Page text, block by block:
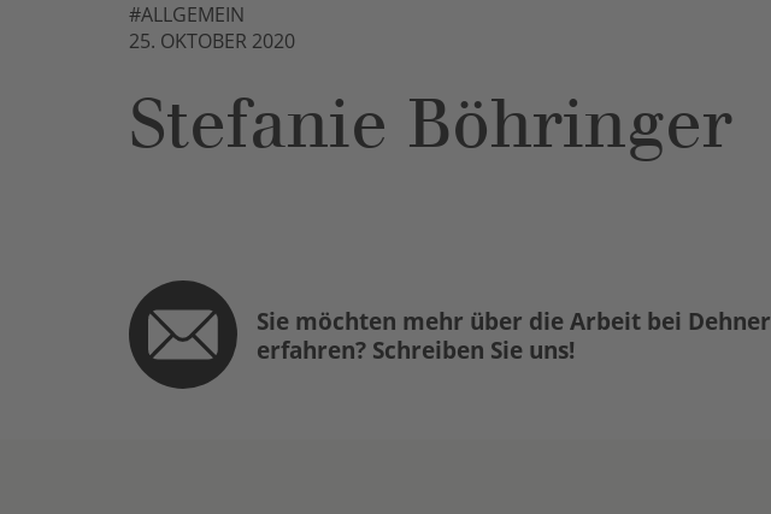
#ALLGEMEIN
25. OKTOBER 2020
Stefanie Böhringer
Sie möchten mehr über die Arbeit bei Dehner
erfahren? Schreiben Sie uns!